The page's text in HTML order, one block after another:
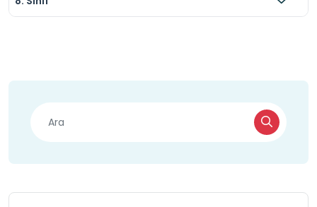
geri dönüşüm etkinlikleri için atık örnekleri